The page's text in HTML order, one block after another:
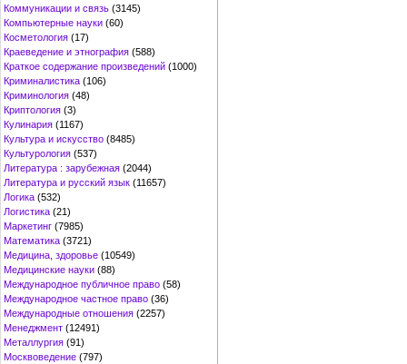
Коммуникации и связь (3145)
Компьютерные науки (60)
Косметология (17)
Краеведение и этнография (588)
Краткое содержание произведений (1000)
Криминалистика (106)
Криминология (48)
Криптология (3)
Кулинария (1167)
Культура и искусство (8485)
Культурология (537)
Литература : зарубежная (2044)
Литература и русский язык (11657)
Логика (532)
Логистика (21)
Маркетинг (7985)
Математика (3721)
Медицина, здоровье (10549)
Медицинские науки (88)
Международное публичное право (58)
Международное частное право (36)
Международные отношения (2257)
Менеджмент (12491)
Металлургия (91)
Москвоведение (797)